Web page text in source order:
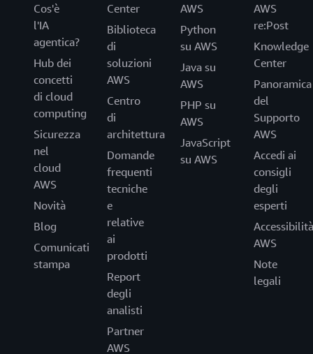
Cos'è
l'IA
agentica?
Hub dei
concetti
di cloud
computing
Sicurezza
nel
cloud
AWS
Novità
Blog
Comunicati
stampa
Center
Biblioteca
di
soluzioni
AWS
Centro
di
architettura
Domande
frequenti
tecniche
e
relative
ai
prodotti
Report
degli
analisti
Partner
AWS
AWS
Python
su AWS
Java su
AWS
PHP su
AWS
JavaScript
su AWS
AWS
re:Post
Knowledge
Center
Panoramica
del
Supporto
AWS
Accedi ai
consigli
degli
esperti
Accessibilità
AWS
Note
legali